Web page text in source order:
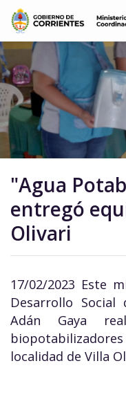
"Agua
entregó
Olivari
17/02/2023 Este
Desarrollo
Adán Gaya
localidad de Villa